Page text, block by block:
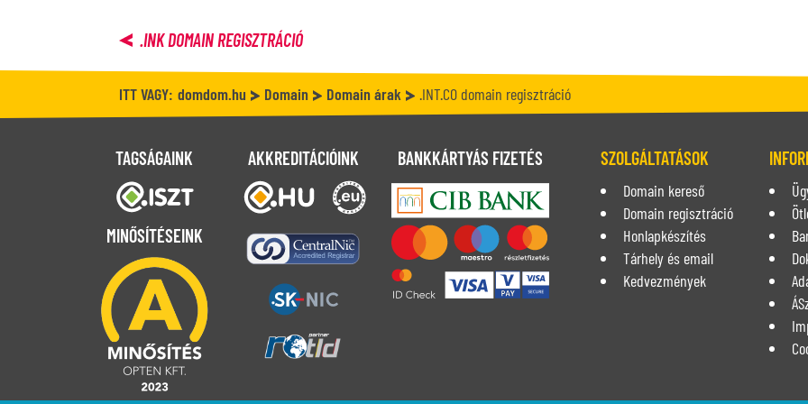
.INKDOMAIN REGISZTRÁCIÓ
ITT VAGY: domdom.hu Domain Domain árak .INT.CO domain regisztráció
TAGSÁGAINK
MINŐSÍTÉSEINK
AKKREDITÁCIÓINK BANKKÁRTYÁS FIZETÉS SZOLGÁLTATÁSOK
Domain kereső
Domain regisztráció
Honlapkészítés
Tárhely és email
Kedvezmények